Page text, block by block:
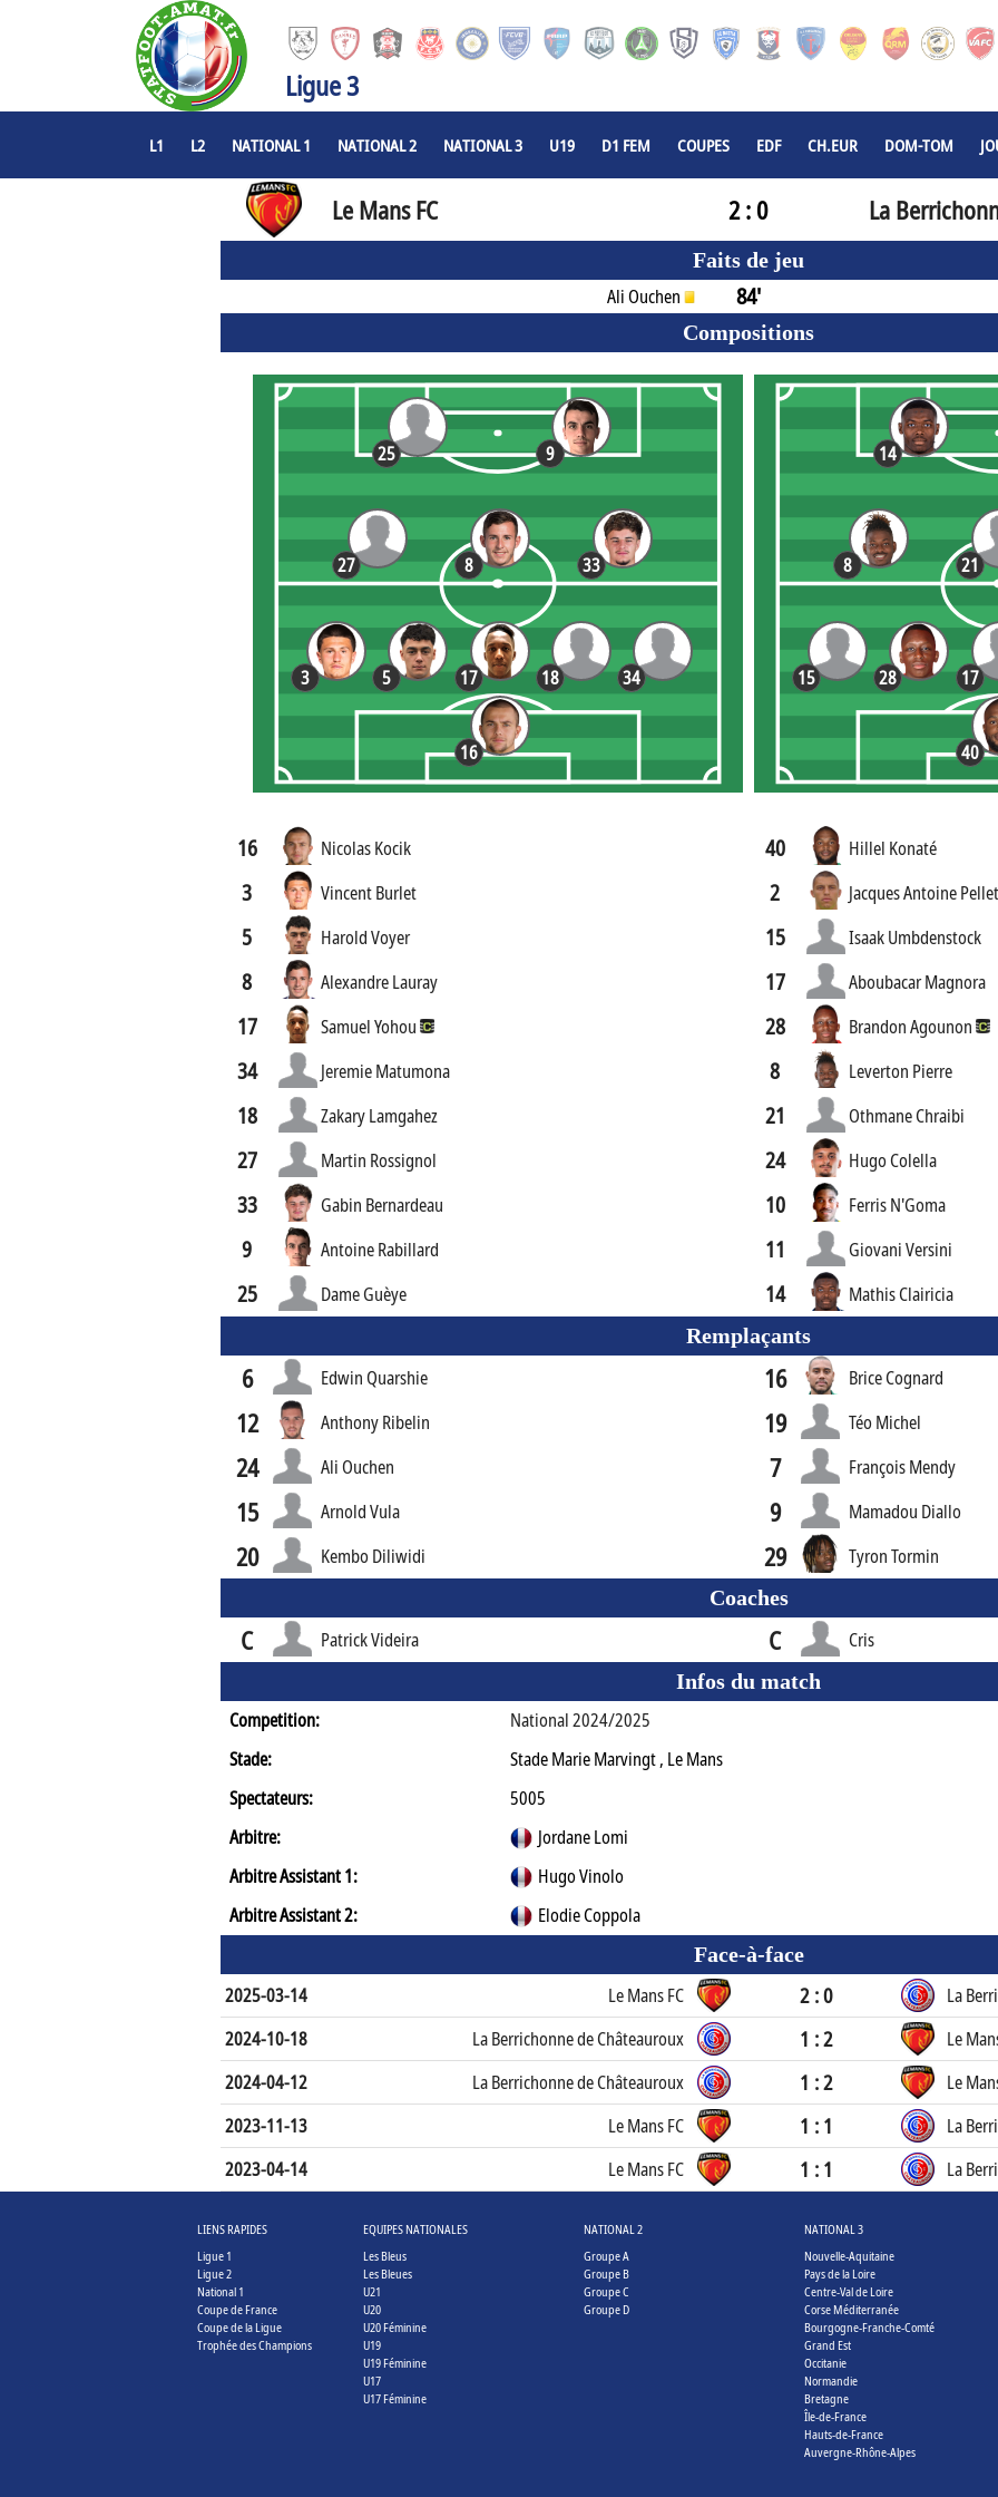
Ligue 3
L1 L2 NATIONAL 1 NATIONAL 2 NATIONAL 3 U19 D1 FEM COUPES EDF CH.EUR DOM-TOM
Le Mans FC 2 : 0 La
Faits de jeu
Ali Ouchen
84'
Compositions
17
5
9
16
25
8
18
27
3 34
33
40
28
8
14
15 17
21
16 Nicolas Kocik
3 Vincent Burlet
5 Harold Voyer
8 Alexandre Lauray
17 Samuel Yohou
34 Jeremie Matumona
18 Zakary Lamgahez
27 Martin Rossignol
33 Gabin Bernardeau
9 Antoine Rabillard
25 Dame Guèye
40 Hillel Konaté
2 Jacques Antoine
15 Isaak Umbdenstock
17 Aboubacar Magnora
28 Brandon Agounon
8 Leverton Pierre
21 Othmane Chraibi
24 Hugo Colella
10 Ferris N'Goma
11 Giovani Versini
14
Mathis Clairicia
Remplaçants
6 Edwin Quarshie
12 Anthony Ribelin
24 Ali Ouchen
15 Arnold Vula
20 Kembo Diliwidi
16 Brice Cognard
19 Téo Michel
7 François Mendy
9 Mamadou Diallo
29
Tyron Tormin
Coaches
C Patrick Videira C
Cris
Infos du match
Competition:
National 2024/2025
Stade:
Stade Marie Marvingt , Le Mans
Spectateurs:
5005
Arbitre:
Jordane Lomi
Arbitre Assistant 1:
Hugo Vinolo
Arbitre Assistant 2:
Elodie Coppola
Face-à-face
2025-03-14
Le Mans FC 2 : 0
La
2024-10-18
La Berrichonne de Châteauroux 1 : 2
Le
2024-04-12
La Berrichonne de Châteauroux 1 : 2
Le
2023-11-13
Le Mans FC 1 : 1
La
2023-04-14
Le Mans FC 1 : 1 La
LIENS RAPIDES
Ligue 1
Ligue 2
National 1
Coupe de France
Coupe de la Ligue
Trophée des Champions
EQUIPES NATIONALES
Les Bleus
Les Bleues
U21
U20
U20 Féminine
U19
U19 Féminine
U17
U17 Féminine
NATIONAL 2
Groupe A
Groupe B
Groupe C
Groupe D
NATIONAL 3
Nouvelle-Aquitaine
Pays de la Loire
Centre-Val de Loire
Corse Méditerranée
Bourgogne-Franche-Comté
Grand Est
Occitanie
Normandie
Bretagne
Île-de-France
Hauts-de-France
Auvergne-Rhône-Alpes